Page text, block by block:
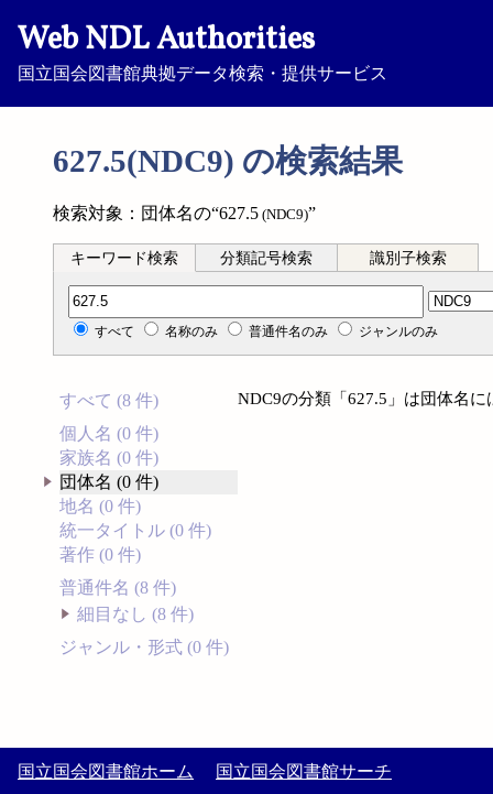
Web NDL Authorities
国立国会図書館典拠データ検索・提供サービス
627.5(NDC9) の検索結果
検索対象：団体名の“627.5 (NDC9)”
キーワード検索 分類記号検索 識別子検索
分類記号検索
すべて 名称のみ 普通件名のみ ジャンルのみ
すべて (8 件)
個人名 (0 件)
家族名 (0 件)
団体名 (0 件)
地名 (0 件)
統一タイトル (0 件)
著作 (0 件)
普通件名 (8 件)
細目なし (8 件)
ジャンル・形式 (0 件)
NDC9の分類「627.5」は団体名
国立国会図書館ホーム 国立国会図書館サーチ